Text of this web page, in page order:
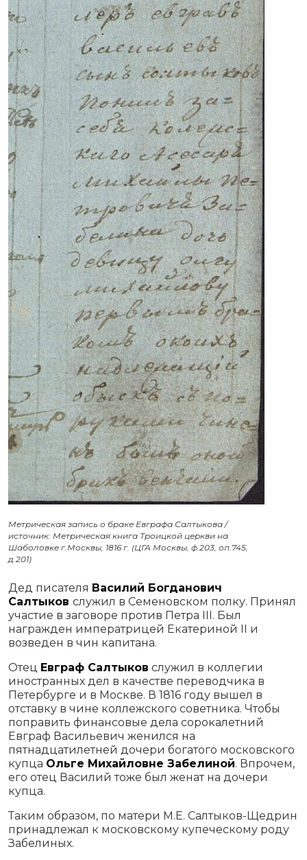
Метрическая запись о браке Евграфа Салтыкова /
источник: Метрическая книга Троицкой церкви на
Шаболовке г.Москвы, 1816 г. (ЦГА Москвы, ф.203, оп.745,
д.201)
Дед писателя Василий Богданович
Салтыков служил в Семеновском полку. Принял
участие в заговоре против Петра III. Был
награжден императрицей Екатериной II и
возведен в чин капитана.
Отец Евграф Салтыков служил в коллегии
иностранных дел в качестве переводчика в
Петербурге и в Москве. В 1816 году вышел в
отставку в чине коллежского советника. Чтобы
поправить финансовые дела сорокалетний
Евграф Васильевич женился на
пятнадцатилетней дочери богатого московского
купца Ольге Михайловне Забелиной. Впрочем,
его отец Василий тоже был женат на дочери
купца.
Таким образом, по матери М.Е. Салтыков-Щедрин
принадлежал к московскому купеческому роду
Забелиных.